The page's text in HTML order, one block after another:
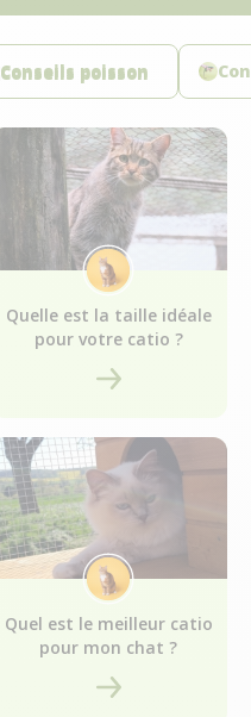
Conseils poisson
Quelle est la taille idéale
pour votre catio ?
Quel est le meilleur catio
pour mon chat ?